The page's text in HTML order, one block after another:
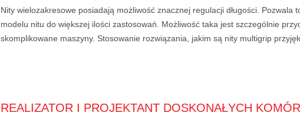
Nity wielozakresowe posiadają możliwość znacznej regulacji długości. Pozwala
modelu nitu do większej ilości zastosowań. Możliwość taka jest szczególnie
skomplikowane maszyny. Stosowanie rozwiązania, jakim są nity multigrip
REALIZATOR I PROJEKTANT DOSKONAŁYCH